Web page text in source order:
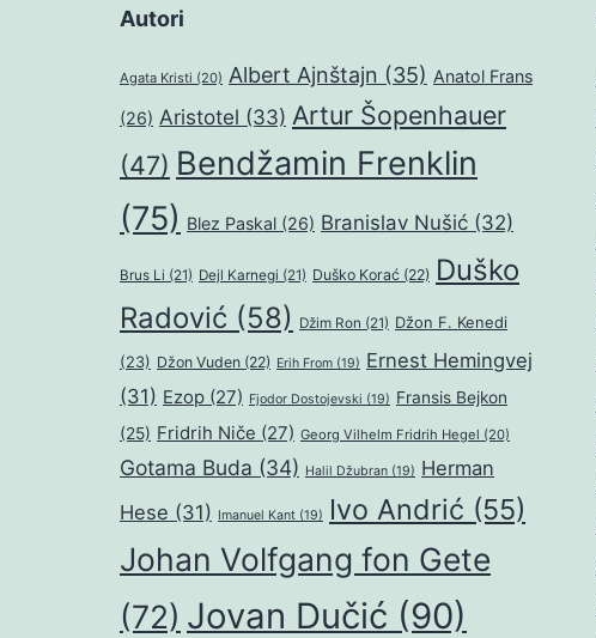
Autori
Agata Kristi (20) Albert Ajnštajn (35) Anatol Frans
(26) Aristotel (33) Artur Šopenhauer
(47) Bendžamin Frenklin
(75) Blez Paskal (26) Branislav Nušić (32)
Brus Li (21) Dejl Karnegi (21) Duško Korać (22) Duško
Radović (58) Džim Ron (21) Džon F. Kenedi
(23) Džon Vuden (22) Erih From (19) Ernest Hemingvej
(31) Ezop (27) Fjodor Dostojevski (19) Fransis Bejkon
(25) Fridrih Niče (27) Georg Vilhelm Fridrih Hegel (20)
Gotama Buda (34) Halil Džubran (19) Herman
Hese (31) Imanuel Kant (19) Ivo Andrić (55)
Johan Volfgang fon Gete
(72) Jovan Dučić (90)